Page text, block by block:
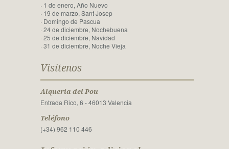
· 1 de enero, Año Nuevo
· 19 de marzo, Sant Josep
· Domingo de Pascua
· 24 de diciembre, Nochebuena
· 25 de diciembre, Navidad
· 31 de diciembre, Noche Vieja
Visítenos
Alqueria del Pou
Entrada Rico, 6 - 46013 Valencia
Teléfono
(+34) 962 110 446